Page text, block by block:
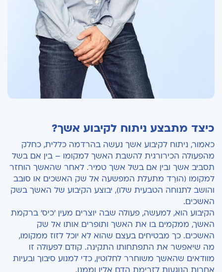
כיצד מתבצע ניתוח לקיבוע אשך?
כאמור, ניתוח לקיבוע אשך נעשה בהרדמה כללית, כחלק
מהפעולה הכירורגית להשבת האשך למקומו – בין אם בשל
תסביב אשך ובין אם בשל אשך טמיר. לאחר שהאשך הוחזר
למקומו (הוּרַד מתעלת המפשעה אל שק האשכים או סוּבב
והושב לתנוחה הטבעית שלו), יבוצע הקיבוע של האשך בשק
האשכים.
הקיבוע הוא, למעשה, פעולה שבה יוצרים מעין 'כיס' ברקמת
האשך, ממקמים בו את האשך ותופרים אותו אל שק
האשכים. כך מבטיחים בעצם שהוא לא יוכל לזוז ממקומו,
מה שיאפשר את התפתחותו התקינה. קודם לפעולה זו
מוודאים שהאשך משוחרר לחלוטין, כדי למנוע סיבוך ובעיות